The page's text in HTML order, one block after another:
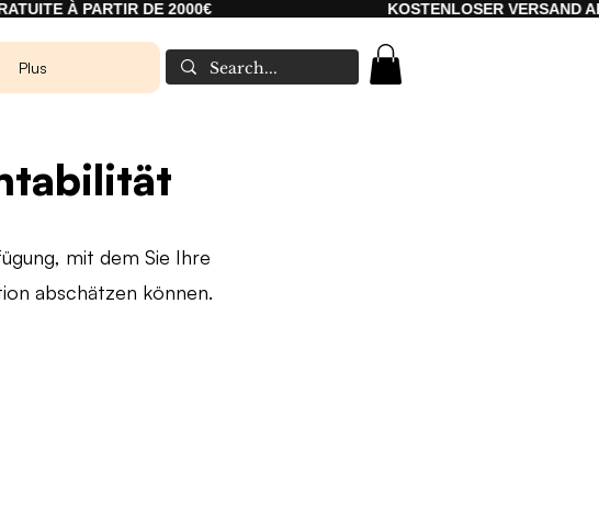
DE 2000€ KOSTENLOSER VERSAND AB 2000€
Plus
mit dem Sie Ihre
abschätzen können.